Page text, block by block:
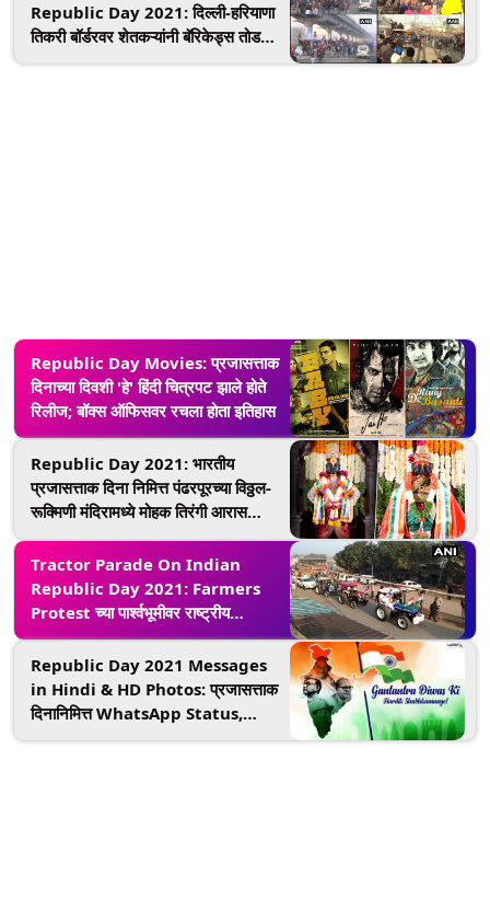
Republic Day 2021: दिल्ली-हरियाणा
तिकरी बॉर्डरवर शेतकऱ्यांनी बॅरिकेड्स तोडले;
Republic Day Movies: प्रजासत्ताक
दिनाच्या दिवशी 'हे' हिंदी चित्रपट झाले होते
रिलीज; बॉक्स ऑफिसवर रचला होता इतिहास
Republic Day 2021: भारतीय
प्रजासत्ताक दिना निमित्त पंढरपूरच्या विठ्ठल-
रूक्मिणी मंदिरामध्ये मोहक तिरंगी आरास
(View Pics)
Tractor Parade On Indian
Republic Day 2021: Farmers
Protest च्या पार्श्वभूमीवर राष्ट्रीय
राजधानीच्या सर्व सीमा बंद, दिल्ली पोलिसांनी
जारी केली नवी नियमावली
Republic Day 2021 Messages
in Hindi & HD Photos: प्रजासत्ताक
दिनानिमित्त WhatsApp Status,